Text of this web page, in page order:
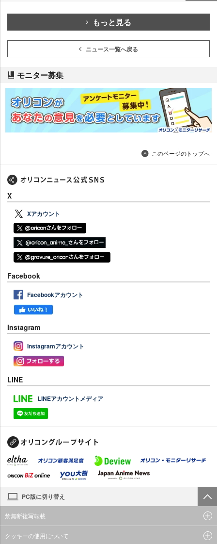
もっと見る
ニュース一覧へ戻る
モニター募集
このページのトップへ
X
Xアカウント
Facebook
Facebookアカウント
Instagram
Instagramアカウント
LINE
LINEアカウントメディア
PC版に切り替え
禁無断複写転載
クッキーの使用について